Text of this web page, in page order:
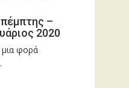
–
2020
μια φορά